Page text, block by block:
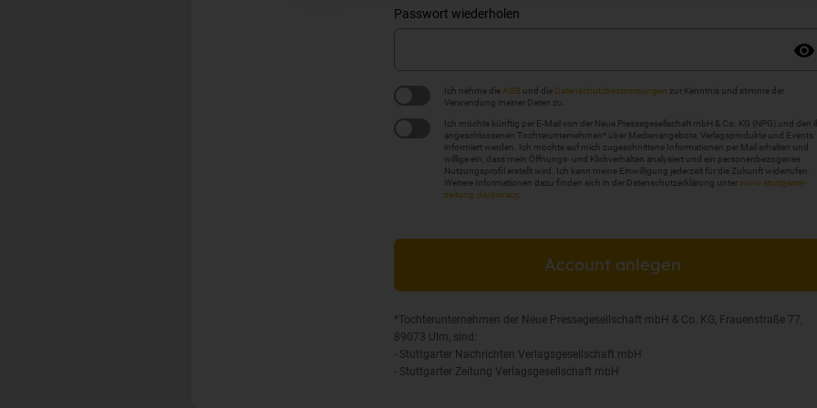
Passwort wiederholen
Ich nehme die AGB und die Datenschutzbestimmungen zur Kenntnis und stimme der
Verwendung meiner Daten zu.
Ich möchte künftig per E-Mail von der Neue Pressegesellschaft mbH & Co. KG (NPG) und den
angeschlossenen Tochterunternehmen* über Medienangebote, Verlagsprodukte und Events
informiert werden. Ich möchte auf mich zugeschnittene Informationen per Mail erhalten und
willige ein, dass mein Öffnungs- und Klickverhalten analysiert und ein personenbezogenes
Nutzungsprofil erstellt wird. Ich kann meine Einwilligung jederzeit für die Zukunft widerrufen.
Weitere Informationen dazu finden sich in der Datenschutzerklärung unterwww.stuttgarter-
zeitung.de/privacy
Account anlegen
*Tochterunternehmen der Neue Pressegesellschaft mbH & Co. KG, Frauenstraße 77,
89073 Ulm, sind:
- Stuttgarter Nachrichten Verlagsgesellschaft mbH
- Stuttgarter Zeitung Verlagsgesellschaft mbH